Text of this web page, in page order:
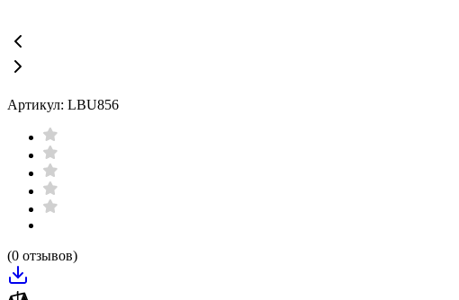
Артикул: LBU856
(0 отзывов)